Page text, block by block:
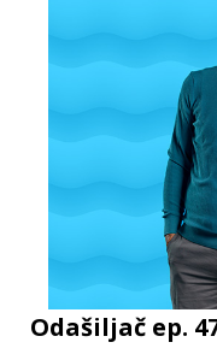
Odašiljač ep.